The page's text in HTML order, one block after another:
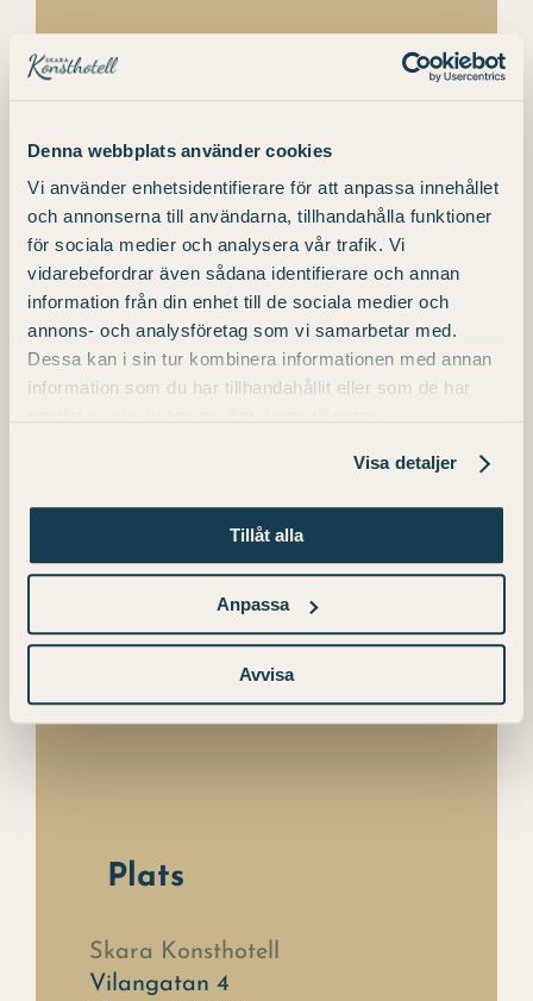
Denna webbplats använder cookies
Vi använder enhetsidentifierare för att anpassa innehållet
och annonserna till användarna, tillhandahålla funktioner
för sociala medier och analysera vår trafik. Vi
vidarebefordrar även sådana identifierare och annan
information från din enhet till de sociala medier och
annons- och analysföretag som vi samarbetar med.
Dessa kan i sin tur kombinera informationen med annan
information som du har tillhandahållit eller som de har
Visa detaljer
Tillåt alla
Anpassa
Avvisa
Detaljer
Start:
17 juli
Slutar:
18 juli
Telefon
Plats
Skara Konsthotell
Vilangatan 4